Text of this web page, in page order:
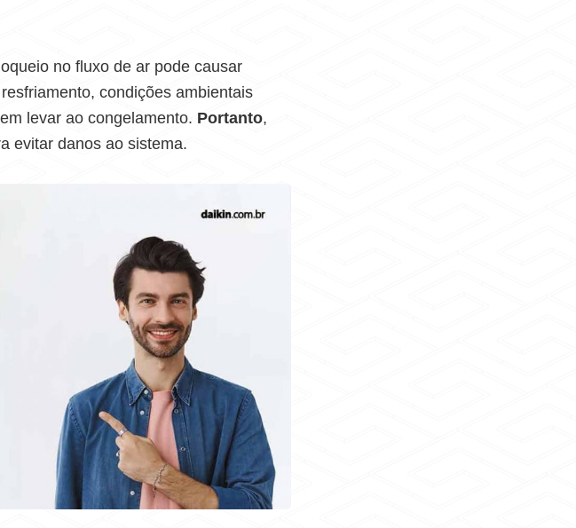
no fluxo de ar pode causar
condições ambientais
levar ao congelamento. Portanto,
evitar danos ao sistema.